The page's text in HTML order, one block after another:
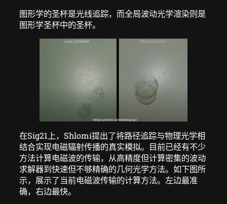
图形学的圣杯是光线追踪，而全局波动光学渲染则是
图形学圣杯中的圣杯。
在Sig21上，Shlomi提出了将路径追踪与物理光学相
结合实现电磁辐射传播的真实模拟。目前已经有不少
方法计算电磁波的传输，从高精度但计算密集的波动
求解器到快速但不够精确的几何光学方法。如下图所
示，展示了当前电磁波传输的计算方法。左边最准
确，右边最快。